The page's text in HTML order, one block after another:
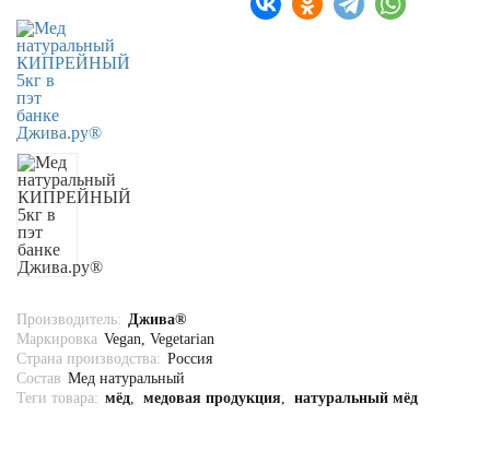
Био Косметика
Бытовая НЕ химия
Для стирки и уборки
Одежда и аксессуары
Эко-сумки, Сумки-Авоськи
Производитель: Джива®
Маркировка Vegan, Vegetarian
Страна производства: Россия
Состав Мед натуральный
Теги товара: мёд, медовая продукция, натуральный мёд